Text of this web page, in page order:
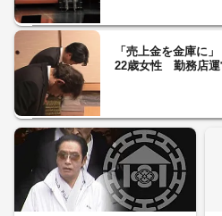
「売上金を金庫に
22歳女性 勤務店運